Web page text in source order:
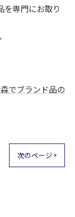
を専門にお取り
でブランド品の
次のページ >